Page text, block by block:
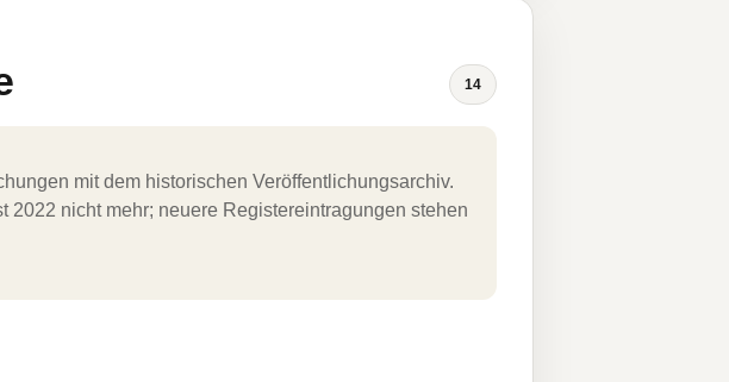
14
mit dem historischen Veröffentlichungsarchiv.
2022 nicht mehr; neuere Registereintragungen stehen